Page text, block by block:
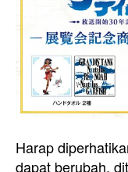
Harap
dapat berubah,